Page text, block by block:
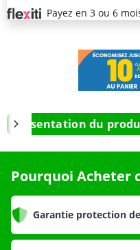
Payez en 3 ou 6
Présentation du
Pourquoi Acheter
Garantie protection